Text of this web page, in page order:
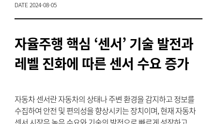
DATE 2024-08-05
자율주행 핵심 ‘센서’ 기술 발전과
레벨 진화에 따른 센서 수요 증가
자동차 센서란 자동차의 상태나 주변 환경을 감지하고 정보를
수집하여 안전 및 편의성을 향상시키는 장치이며, 현재 자동차